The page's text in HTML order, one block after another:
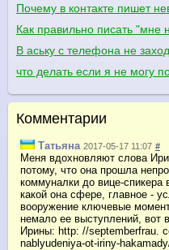
Почему в контакте пишет
Как правильно писать "мне
В аську с телефона не
что делать если я не могу
Комментарии
Татьяна 2017-05-17 11:07 #
Меня вдохновляют слова
потому, что она прошла
коммуналки до вице-спикера
какой она сфере, главное -
вооружение ключевые
немало ее выступлений,
Ирины: http: //septemberfrau.
nablyudeniya-ot-iriny-